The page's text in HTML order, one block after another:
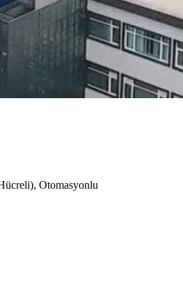
Otomasyonlu